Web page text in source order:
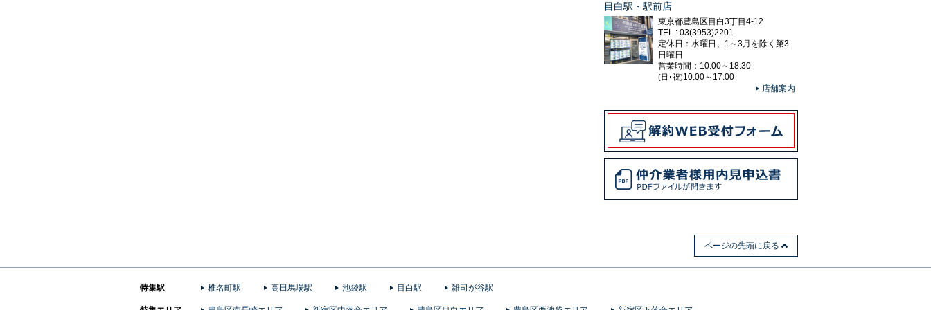
目白駅・駅前店
東京都豊島区目白3丁目4-12
TEL : 03(3953)2201
定休日：水曜日、1～3月を除く第3
日曜日
営業時間：10:00～18:30
(日･祝)10:00～17:00
店舗案内
ページの先頭に戻る
特集駅 椎名町駅 高田馬場駅 池袋駅 目白駅 雑司が谷駅